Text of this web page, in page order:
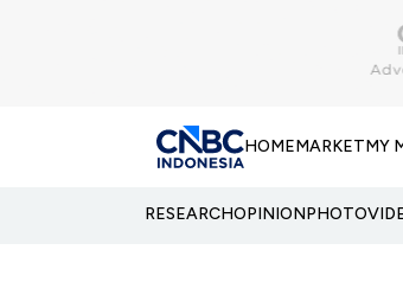
HOMEMARKETMY
RESEARCHOPINIONPHOTO